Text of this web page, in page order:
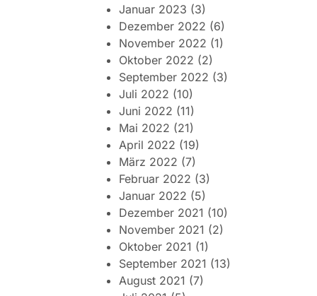
Januar 2023 (3)
Dezember 2022 (6)
November 2022 (1)
Oktober 2022 (2)
September 2022 (3)
Juli 2022 (10)
Juni 2022 (11)
Mai 2022 (21)
April 2022 (19)
März 2022 (7)
Februar 2022 (3)
Januar 2022 (5)
Dezember 2021 (10)
November 2021 (2)
Oktober 2021 (1)
September 2021 (13)
August 2021 (7)